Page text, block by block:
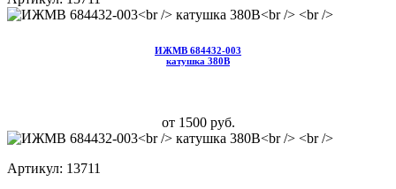
ИЖМВ 684432-003
катушка 380В
от 1500 руб.
Артикул: 13711